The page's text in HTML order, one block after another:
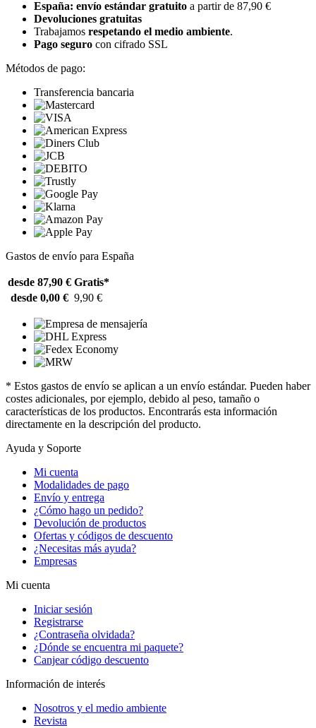
España: envío estándar gratuito a partir de 87,90 €
Devoluciones gratuitas
Trabajamos respetando el medio ambiente.
Pago seguro con cifrado SSL
Métodos de pago:
Transferencia bancaria
Gastos de envío para España
desde 87,90 € Gratis*
desde 0,00 € 9,90 €
* Estos gastos de envío se aplican a un envío estándar. Pueden haber
costes adicionales, por ejemplo, debido al peso, tamaño o
características de los productos. Encontrarás esta información
directamente en la descripción del producto.
Ayuda y Soporte
Mi cuenta
Modalidades de pago
Envío y entrega
¿Cómo hago un pedido?
Devolución de productos
Ofertas y códigos de descuento
¿Necesitas más ayuda?
Empresas
Mi cuenta
Iniciar sesión
Registrarse
¿Contraseña olvidada?
¿Dónde se encuentra mi paquete?
Canjear código descuento
Información de interés
Nosotros y el medio ambiente
Revista